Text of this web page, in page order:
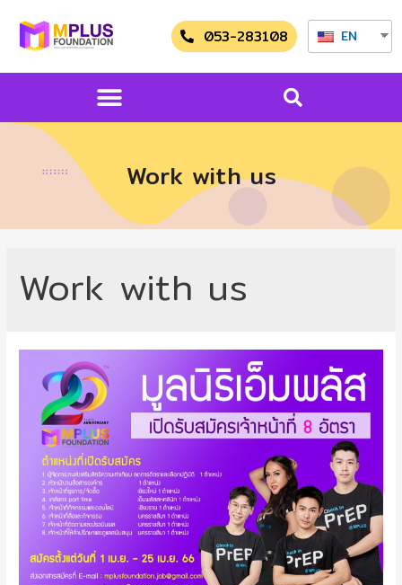
053-283108 EN
Work with us
Work with us